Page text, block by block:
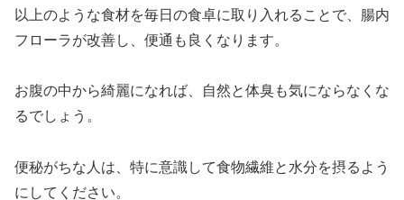
以上のような食材を毎日の食卓に取り入れることで、腸内
フローラが改善し、便通も良くなります。
お腹の中から綺麗になれば、自然と体臭も気にならなくな
るでしょう。
便秘がちな人は、特に意識して食物繊維と水分を摂るよう
にしてください。